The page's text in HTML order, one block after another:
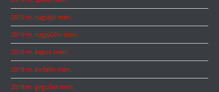
2019 m. rugsėjo mėn.
2019 m. rugpjūčio mėn.
2019 m. liepos mėn.
2019 m. birželio mėn.
2019 m. gegužės mėn.